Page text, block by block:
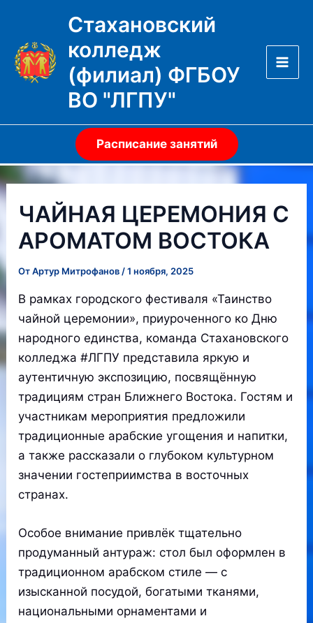
содержимому
Стахановский
колледж
(филиал) ФГБОУ
ВО "ЛГПУ"
Расписание занятий
ЧАЙНАЯ ЦЕРЕМОНИЯ С
АРОМАТОМ ВОСТОКА
ОтАртур Митрофанов /1 ноября, 2025
В рамках городского фестиваля «Таинство
чайной церемонии», приуроченного ко Дню
народного единства, команда Стахановского
колледжа #ЛГПУ представила яркую и
аутентичную экспозицию, посвящённую
традициям стран Ближнего Востока. Гостям и
участникам мероприятия предложили
традиционные арабские угощения и напитки,
а также рассказали о глубоком культурном
значении гостеприимства в восточных
странах.
Особое внимание привлёк тщательно
продуманный антураж: стол был оформлен в
традиционном арабском стиле — с
изысканной посудой, богатыми тканями,
национальными орнаментами и